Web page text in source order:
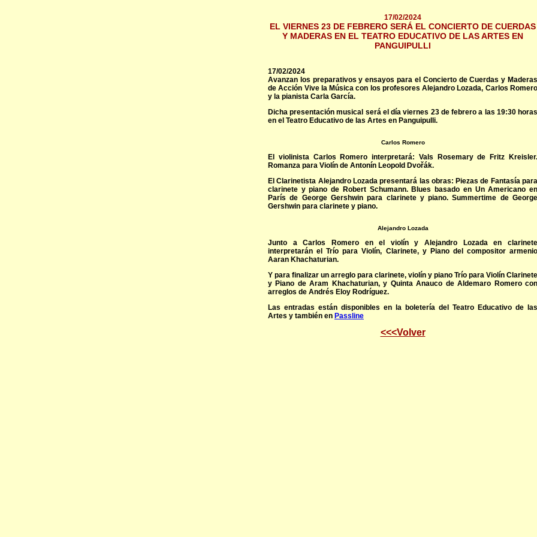
17/02/2024
EL VIERNES 23 DE FEBRERO SERÁ EL CONCIERTO DE CUERDAS
Y MADERAS EN EL TEATRO EDUCATIVO DE LAS ARTES EN
PANGUIPULLI
17/02/2024
Avanzan los preparativos y ensayos para el Concierto de Cuerdas y Maderas
de Acción Vive la Música con los profesores Alejandro Lozada, Carlos Romero
y la pianista Carla García.
Dicha presentación musical será el día viernes 23 de febrero a las 19:30 horas
en el Teatro Educativo de las Artes en Panguipulli.
Carlos Romero
El violinista Carlos Romero interpretará: Vals Rosemary de Fritz Kreisler.
Romanza para Violín de Antonín Leopold Dvořák.
El Clarinetista Alejandro Lozada presentará las obras: Piezas de Fantasía para
clarinete y piano de Robert Schumann. Blues basado en Un Americano en
París de George Gershwin para clarinete y piano. Summertime de George
Gershwin para clarinete y piano.
Alejandro Lozada
Junto a Carlos Romero en el violín y Alejandro Lozada en clarinete
interpretarán el Trío para Violín, Clarinete, y Piano del compositor armenio
Aaran Khachaturian.
Y para finalizar un arreglo para clarinete, violín y piano Trío para Violín Clarinete
y Piano de Aram Khachaturian, y Quinta Anauco de Aldemaro Romero con
arreglos de Andrés Eloy Rodríguez.
Las entradas están disponibles en la boletería del Teatro Educativo de las
Artes y también en Passline
<<<Volver